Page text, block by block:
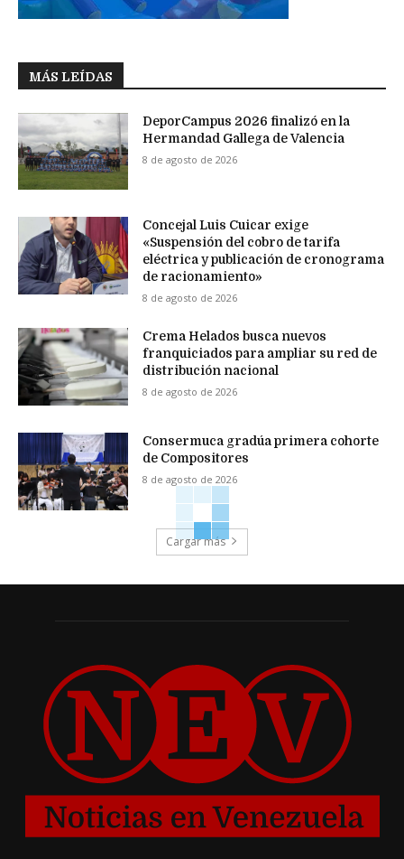
MÁS LEÍDAS
DeporCampus 2026 finalizó en la
Hermandad Gallega de Valencia
8 de agosto de 2026
Concejal Luis Cuicar exige
«Suspensión del cobro de tarifa
eléctrica y publicación de cronograma
de racionamiento»
8 de agosto de 2026
Crema Helados busca nuevos
franquiciados para ampliar su red de
distribución nacional
8 de agosto de 2026
Consermuca gradúa primera cohorte
de Compositores
8 de agosto de 2026
Cargar más